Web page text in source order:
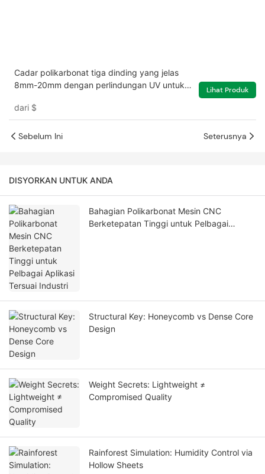
Cadar polikarbonat tiga dinding yang jelas
8mm-20mm dengan perlindungan UV untuk
dari $
Lihat Produk
Sebelum Ini Seterusnya
DISYORKAN UNTUK ANDA
Bahagian Polikarbonat Mesin CNC
Berketepatan Tinggi untuk Pelbagai
Structural Key: Honeycomb vs Dense Core
Design
Weight Secrets: Lightweight ≠
Compromised Quality
Rainforest Simulation: Humidity Control via
Hollow Sheets